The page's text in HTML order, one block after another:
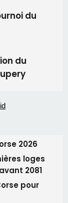
du
du
2026
loges
2081
pour